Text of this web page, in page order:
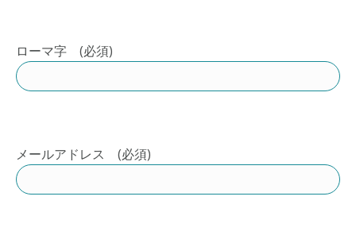
ローマ字 (必須)
メールアドレス (必須)